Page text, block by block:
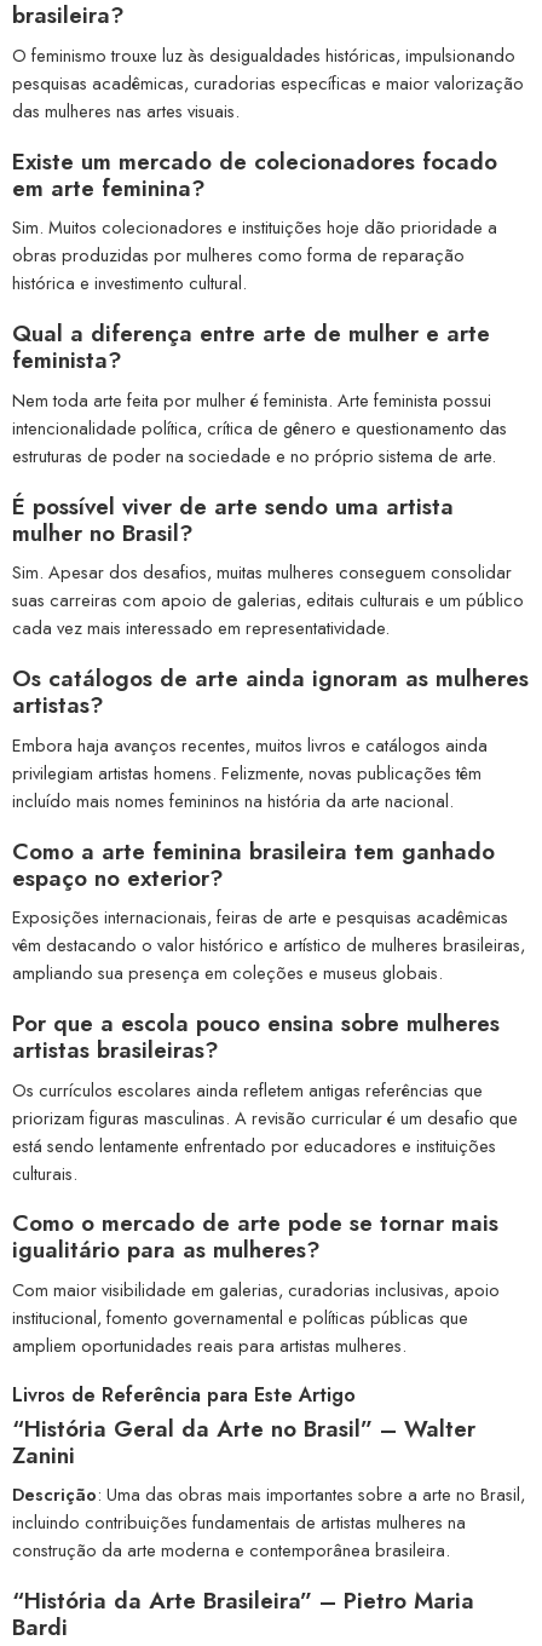
brasileira?
O feminismo trouxe luz às desigualdades históricas, impulsionando
pesquisas acadêmicas, curadorias específicas e maior valorização
das mulheres nas artes visuais.
Existe um mercado de colecionadores focado
em arte feminina?
Sim. Muitos colecionadores e instituições hoje dão prioridade a
obras produzidas por mulheres como forma de reparação
histórica e investimento cultural.
Qual a diferença entre arte de mulher e arte
feminista?
Nem toda arte feita por mulher é feminista. Arte feminista possui
intencionalidade política, crítica de gênero e questionamento das
estruturas de poder na sociedade e no próprio sistema de arte.
É possível viver de arte sendo uma artista
mulher no Brasil?
Sim. Apesar dos desafios, muitas mulheres conseguem consolidar
suas carreiras com apoio de galerias, editais culturais e um público
cada vez mais interessado em representatividade.
Os catálogos de arte ainda ignoram as mulheres
artistas?
Embora haja avanços recentes, muitos livros e catálogos ainda
privilegiam artistas homens. Felizmente, novas publicações têm
incluído mais nomes femininos na história da arte nacional.
Como a arte feminina brasileira tem ganhado
espaço no exterior?
Exposições internacionais, feiras de arte e pesquisas acadêmicas
vêm destacando o valor histórico e artístico de mulheres brasileiras,
ampliando sua presença em coleções e museus globais.
Por que a escola pouco ensina sobre mulheres
artistas brasileiras?
Os currículos escolares ainda refletem antigas referências que
priorizam figuras masculinas. A revisão curricular é um desafio que
está sendo lentamente enfrentado por educadores e instituições
culturais.
Como o mercado de arte pode se tornar mais
igualitário para as mulheres?
Com maior visibilidade em galerias, curadorias inclusivas, apoio
institucional, fomento governamental e políticas públicas que
ampliem oportunidades reais para artistas mulheres.
Livros de Referência para Este Artigo
“História Geral da Arte no Brasil” – Walter
Zanini
Descrição: Uma das obras mais importantes sobre a arte no Brasil,
incluindo contribuições fundamentais de artistas mulheres na
construção da arte moderna e contemporânea brasileira.
“História da Arte Brasileira” – Pietro Maria
Bardi